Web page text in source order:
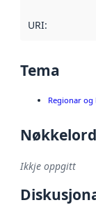
URI:
Tema
Regionar og
Nøkkelord
Ikkje oppgitt